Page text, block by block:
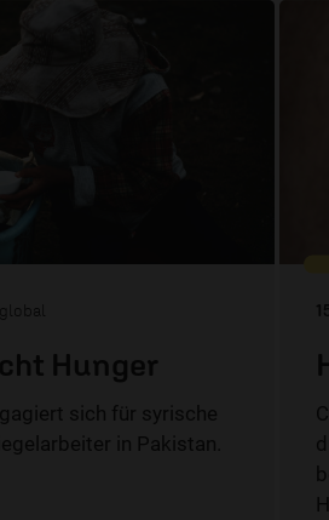
global
Hunger
sich für syrische
in Pakistan.